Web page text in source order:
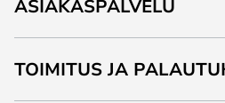
ASIAKASPALVELU
TOIMITUS JA